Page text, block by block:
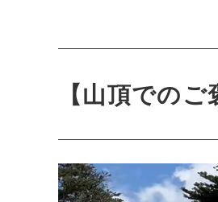
【山頂でのご